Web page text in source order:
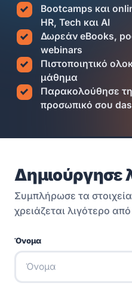
Bootcamps και
HR, Tech και AI
Δωρεάν eBooks,
webinars
Πιστοποιητικό
μάθημα
Παρακολούθησε
προσωπικό σου
Δημιούργησε
Συμπλήρωσε τα
χρειάζεται λιγότερο
Όνομα